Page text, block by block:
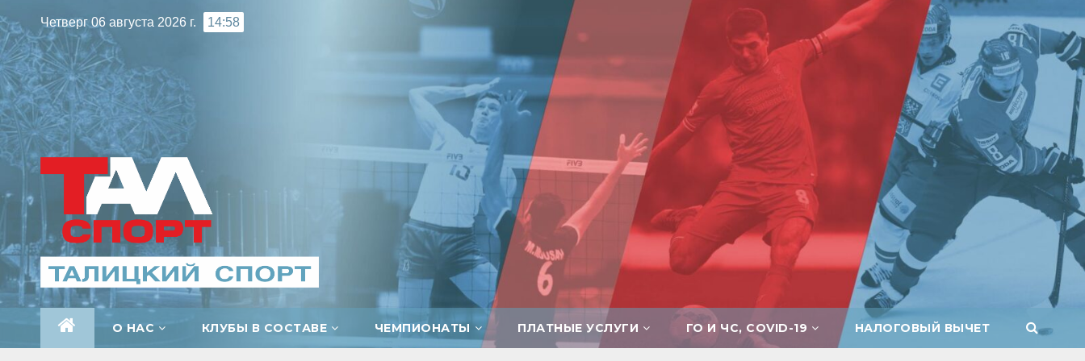
к
содержимому
Четверг 06 августа 2026 г. 14:58
О НАС КЛУБЫ В СОСТАВЕ ЧЕМПИОНАТЫ ПЛАТНЫЕ УСЛУГИ ГО И ЧС, COVID-19 НАЛОГОВЫЙ ВЫЧЕТ